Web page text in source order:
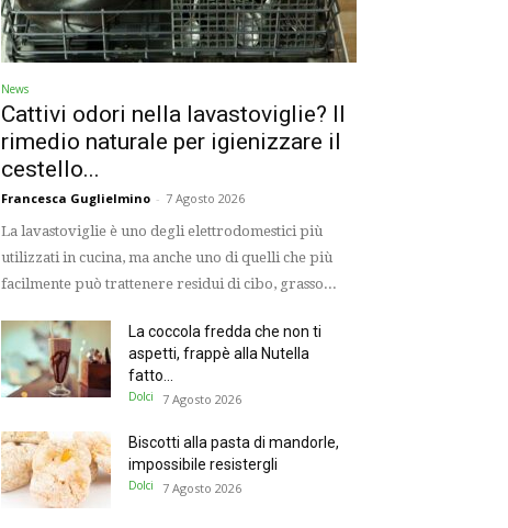
News
Cattivi odori nella lavastoviglie? Il
rimedio naturale per igienizzare il
cestello...
Francesca Guglielmino - 7 Agosto 2026
La lavastoviglie è uno degli elettrodomestici più
utilizzati in cucina, ma anche uno di quelli che più
facilmente può trattenere residui di cibo, grasso...
La coccola fredda che non ti
aspetti, frappè alla Nutella
fatto...
Dolci 7 Agosto 2026
Biscotti alla pasta di mandorle,
impossibile resistergli
Dolci 7 Agosto 2026